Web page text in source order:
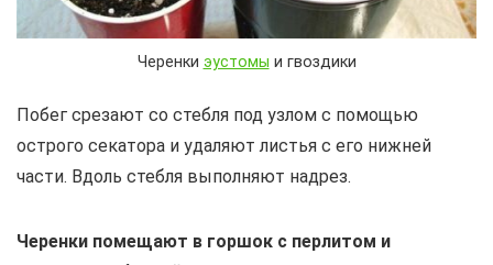
Черенки эустомы и гвоздики
Побег срезают со стебля под узлом с помощью
острого секатора и удаляют листья с его нижней
части. Вдоль стебля выполняют надрез.
Черенки помещают в горшок с перлитом и